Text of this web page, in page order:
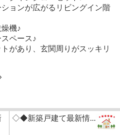
ョンが広がるリビングイン階
機♪
ペース♪
があり、玄関周りがスッキリ
◇◆新築戸建て最新情...